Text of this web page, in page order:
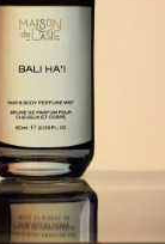
ラム
無料で楽し